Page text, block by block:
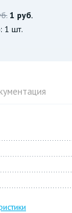
1 руб.
1 шт.